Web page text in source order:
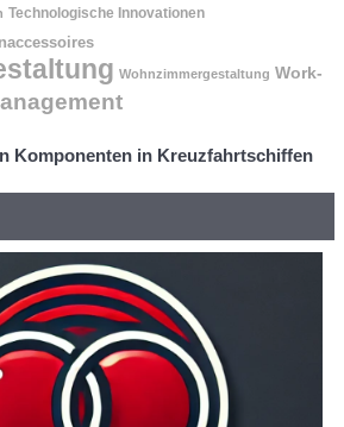
Technologische Innovationen
Wohnzimmergestaltung Work-
Komponenten in Kreuzfahrtschiffen